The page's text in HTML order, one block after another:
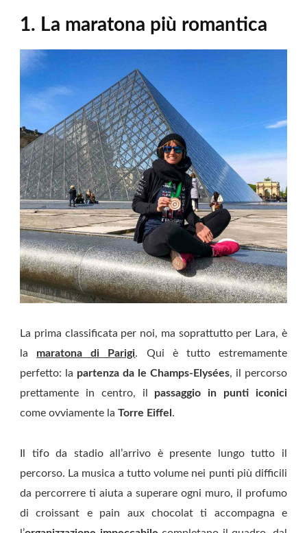
1. La maratona più romantica
La prima classificata per noi, ma soprattutto per Lara, è
la maratona di Parigi. Qui è tutto estremamente
perfetto: la partenza da le Champs-Elysées, il percorso
prettamente in centro, il passaggio in punti iconici
come ovviamente la Torre Eiffel .
Il tifo da stadio all’arrivo è presente lungo tutto il
percorso. La musica a tutto volume nei punti più difficili
da percorrere ti aiuta a superare ogni muro, il profumo
di croissant e pain aux chocolat ti accompagna e